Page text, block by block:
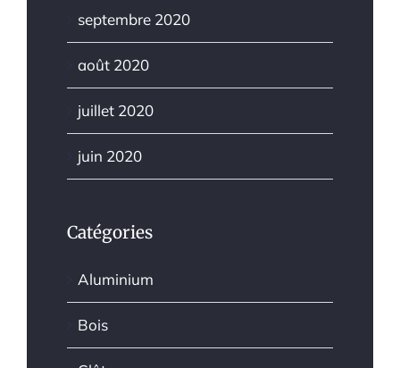
septembre 2020
août 2020
juillet 2020
juin 2020
Catégories
Aluminium
Bois